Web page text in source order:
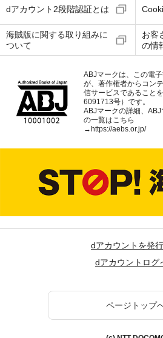
dアカウント2段階認証とは
海賊版に関する取り組みに
ついて
お客
の情
ABJマークは、この電
が、著作権者からコン
信サービスであること
6091713号）です。
ABJマークの詳細、
の一覧はこちら
→ https://aebs.or.jp/
dアカウントを発
dアカウントログ
ページトップ